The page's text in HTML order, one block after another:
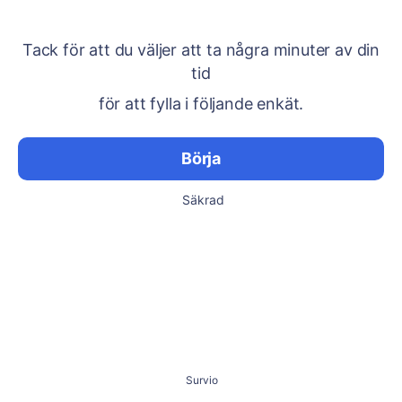
Tack för att du väljer att ta några minuter av din
tid
för att fylla i följande enkät.
Börja
Säkrad
Survio